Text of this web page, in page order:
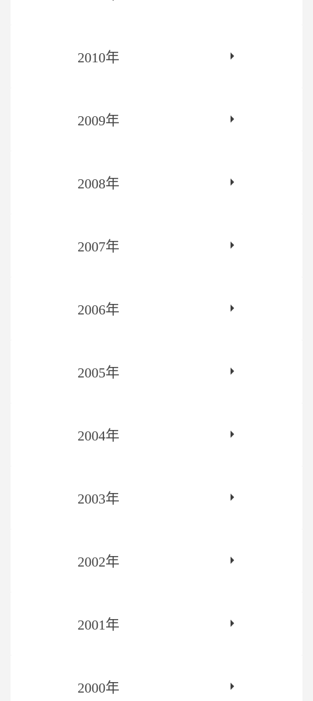
2010年
2009年
2008年
2007年
2006年
2005年
2004年
2003年
2002年
2001年
2000年